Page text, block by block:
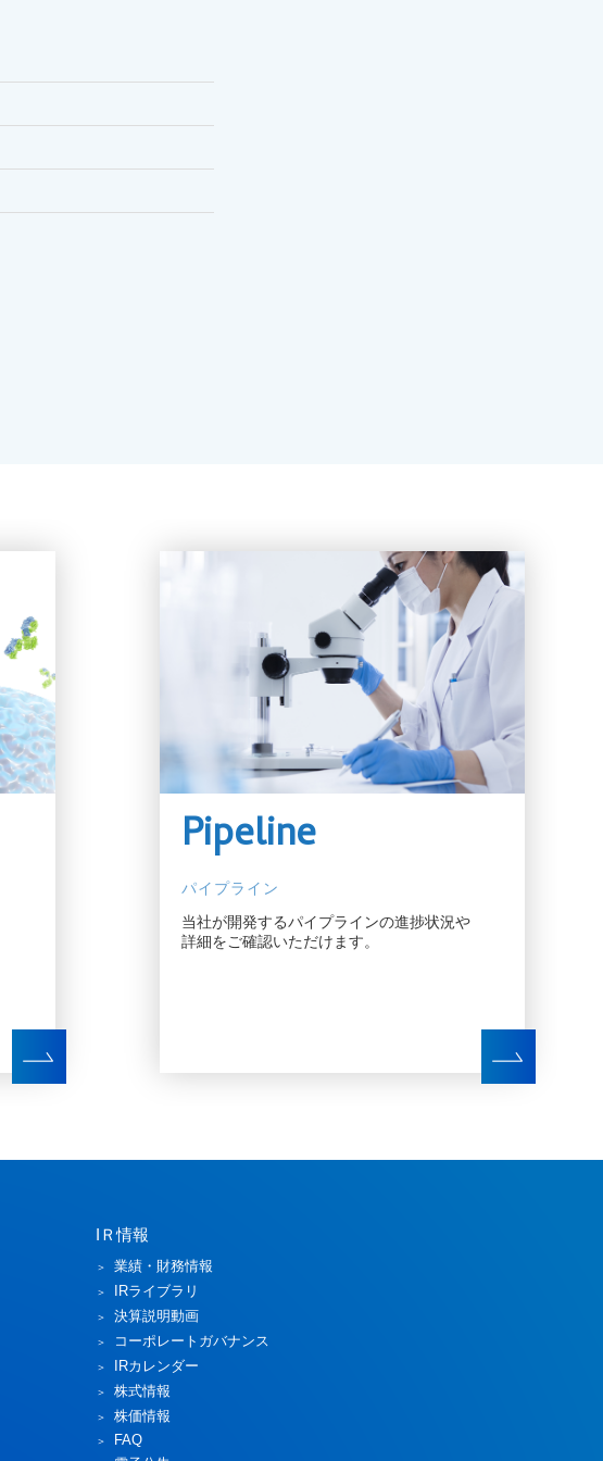
Pipeline
パイプライン
当社が開発するパイプラインの進捗状況や
詳細をご確認いただけます。
IＲ情報
業績・財務情報
IRライブラリ
決算説明動画
コーポレートガバナンス
IRカレンダー
株式情報
株価情報
FAQ